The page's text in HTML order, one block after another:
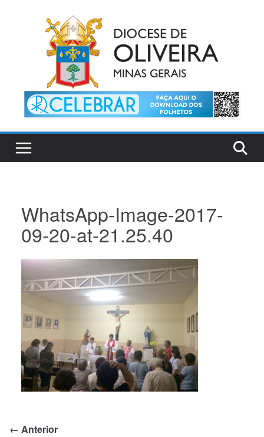
WhatsApp-Image-2017-
09-20-at-21.25.40
← Anterior